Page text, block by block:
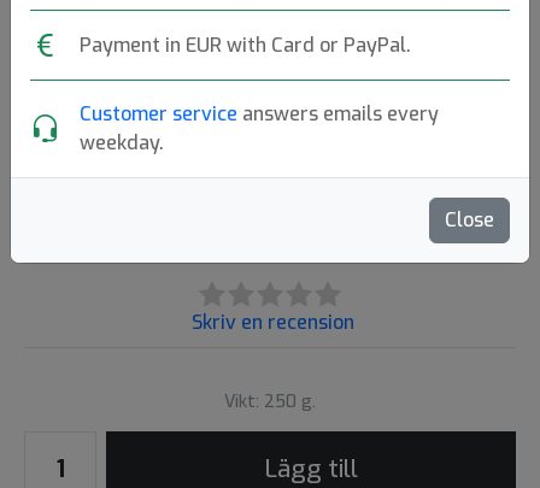
Payment in EUR with Card or PayPal.
Customer service answers emails every
weekday.
Close
Rain Fly Lore
Squatch
Skriv en recension
Vikt: 250 g.
Lägg till